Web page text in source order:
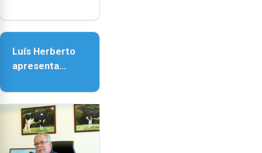
Nossa Senhora
Luís Herberto
apresenta
Paisagem’